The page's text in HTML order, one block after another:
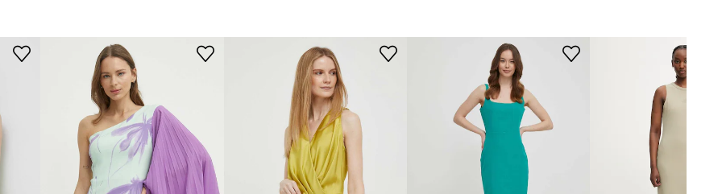
ID Produktu
zostały przeliczone na standardową,
europejską tabelę rozmiarową. Na
metce dostarczonego produktu
znajduje się oryginalne oznaczenie
producenta.
Tabela rozmiarów